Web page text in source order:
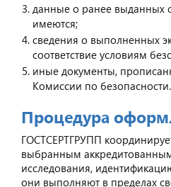
данные о ранее выданных
имеются;
сведения о выполненных
соответствие условиям
иные документы,
Комиссии по безопасности.
Процедура
ГОСТСЕРТГРУПП
выбранным
исследования,
они выполняют в пределах